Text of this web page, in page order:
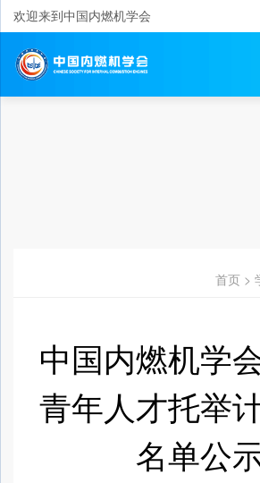
欢迎来到中国内燃机学会
首页 >
中国内燃机学
青年人才托举
名单公